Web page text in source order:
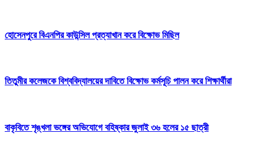
হোসেনপুরে বিএনপির কাউন্সিল প্রত্যাখান করে বিক্ষোভ মিছিল
তিতুমীর কলেজকে বিশ্ববিদ্যালয়ের দাবিতে বিক্ষোভ কর্মসূচি পালন করে শিক্ষার্থীরা
বাকৃবিতে শৃঙ্খলা ভঙ্গের অভিযোগে বহিষ্কার জুলাই ৩৬ হলের ১৫ ছাত্রী